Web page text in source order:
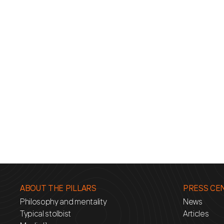
ABOUT THE PILLARS
Philosophy and mentality
Typical stolbist
PRESS
News
Articles